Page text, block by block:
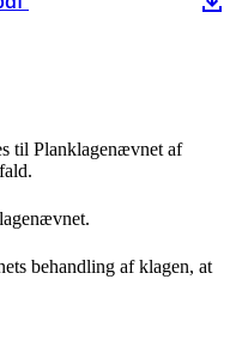
til Planklagenævnet af
behandling af klagen, at